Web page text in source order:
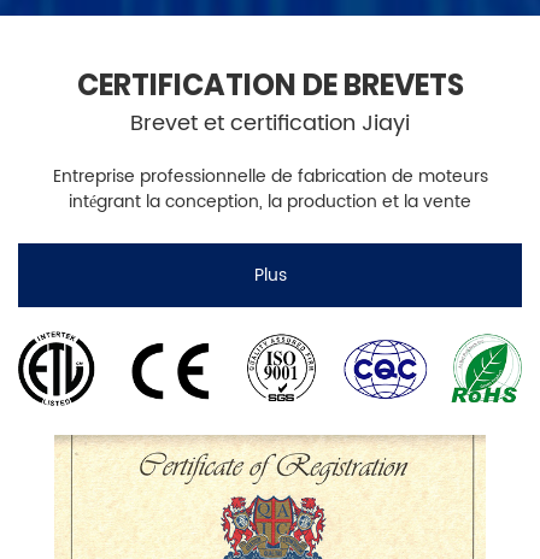
CERTIFICATION DE BREVETS
Brevet et certification Jiayi
Entreprise professionnelle de fabrication de moteurs
intégrant la conception, la production et la vente
Plus